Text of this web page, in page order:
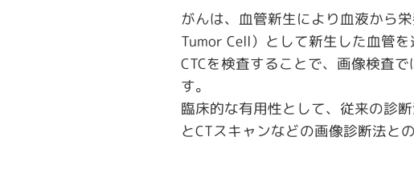
がんは、血管新生により血液から
Tumor Cell）として新生した血管
CTCを検査することで、画像検査
す。
臨床的な有用性として、従来の診
とCTスキャンなどの画像診断法と